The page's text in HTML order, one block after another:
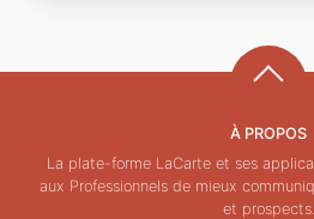
À PROPOS
La plate-forme LaCarte et ses
aux Professionnels de mieux
et prospects.